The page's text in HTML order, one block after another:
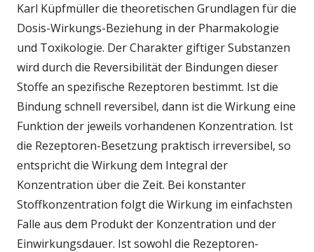
Karl Küpfmüller die theoretischen Grundlagen für die
Dosis-Wirkungs-Beziehung in der Pharmakologie
und Toxikologie. Der Charakter giftiger Substanzen
wird durch die Reversibilität der Bindungen dieser
Stoffe an spezifische Rezeptoren bestimmt. Ist die
Bindung schnell reversibel, dann ist die Wirkung eine
Funktion der jeweils vorhandenen Konzentration. Ist
die Rezeptoren-Besetzung praktisch irreversibel, so
entspricht die Wirkung dem Integral der
Konzentration über die Zeit. Bei konstanter
Stoffkonzentration folgt die Wirkung im einfachsten
Falle aus dem Produkt der Konzentration und der
Einwirkungsdauer. Ist sowohl die Rezeptoren-